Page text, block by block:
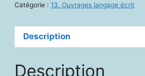
Catégorie : 13. Ouvrages langage écrit
Description
Description